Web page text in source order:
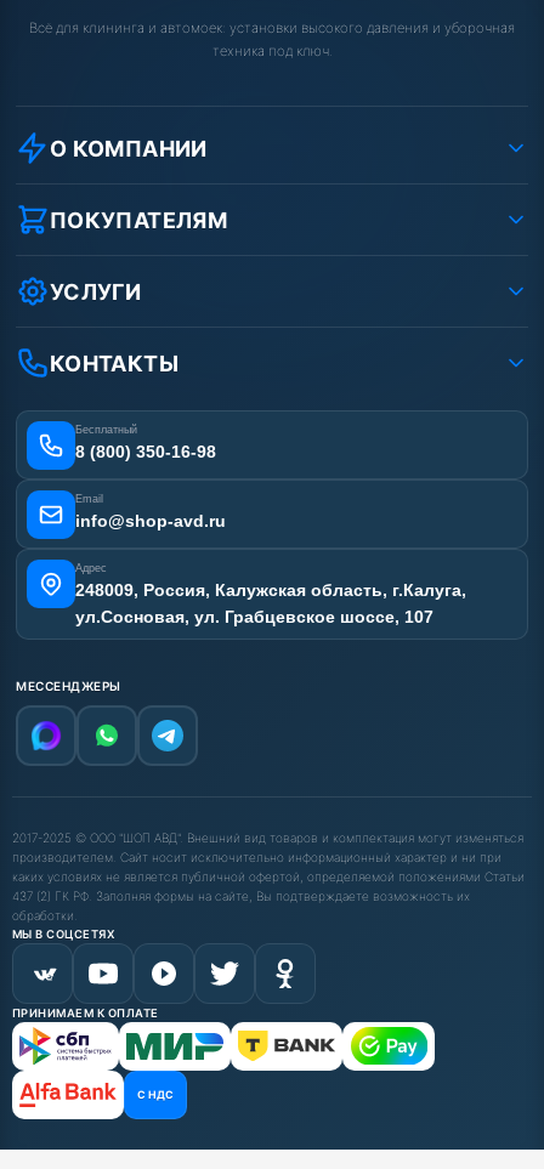
Всё для клининга и автомоек: установки высокого давления и уборочная
техника под ключ.
О КОМПАНИИ
О компании
Реквизиты ООО «Шоп АВД»
Условия соглашения
Вакансии
Статьи
ПОКУПАТЕЛЯМ
Как заказать?
Оплата
Лизинг
Получить скидку
УСЛУГИ
Ремонт АВД
Сертификаты
Отзывы наших клиентов
Карта сайта
КОНТАКТЫ
Бесплатный
8 (800) 350-16-98
Email
info@shop-avd.ru
Адрес
248009, Россия, Калужская область, г.Калуга,
ул.Сосновая, ул. Грабцевское шоссе, 107
МЕССЕНДЖЕРЫ
2017-2025 © ООО "ШОП АВД". Внешний вид товаров и комплектация могут изменяться
производителем. Сайт носит исключительно информационный характер и ни при
каких условиях не является публичной офертой, определяемой положениями Статьи
437 (2) ГК РФ. Заполняя формы на сайте, Вы подтверждаете возможность их
обработки.
МЫ В СОЦСЕТЯХ
ПРИНИМАЕМ К ОПЛАТЕ
С НДС